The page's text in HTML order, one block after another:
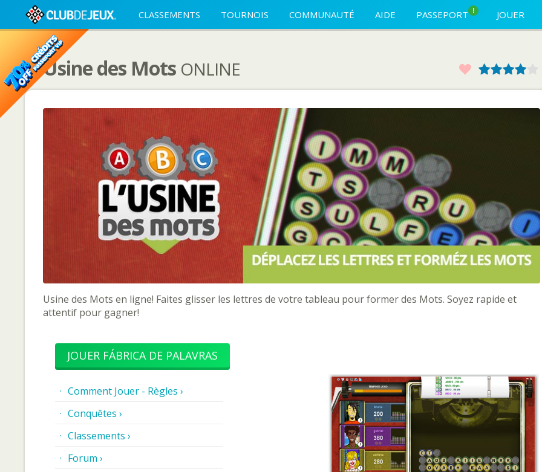
CLASSEMENTS TOURNOIS COMMUNAUTÉ AIDE PASSEPORT ! JOUER
L'Usine des Mots ONLINE Favoris3
2
1
Usine des Mots en ligne! Faites glisser les lettres de votre tableau pour former des Mots. Soyez rapide et
attentif pour gagner!
JOUER FÁBRICA DE PALAVRAS
Comment Jouer - Règles ›
Conquêtes ›
Classements ›
Forum ›